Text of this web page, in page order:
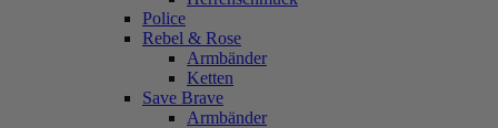
Police
Rebel & Rose
Armbänder
Ketten
Save Brave
Armbänder